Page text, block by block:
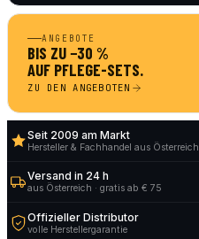
ANGEBOTE
BIS ZU −30 %
AUF PFLEGE-SETS.
ZU DEN ANGEBOTEN
Seit 2009 am Markt
Hersteller & Fachhandel aus Österreich
Versand in 24 h
aus Österreich · gratis ab € 75
Offizieller Distributor
volle Herstellergarantie